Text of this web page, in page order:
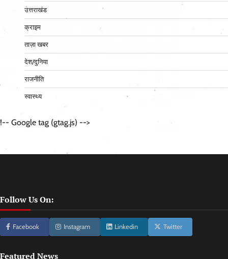
उत्तराखंड
क्राइम
ताज़ा खबर
देश/दुनिया
राजनीति
स्वास्थ्य
!-- Google tag (gtag.js) -->
Follow Us On:
Facebook Instagram Linkedin Twitter
Featured News